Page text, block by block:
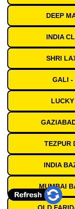
DEEP
INDIA
SHRI
GALI -
TEZPUR
INDIA
MUMBAI